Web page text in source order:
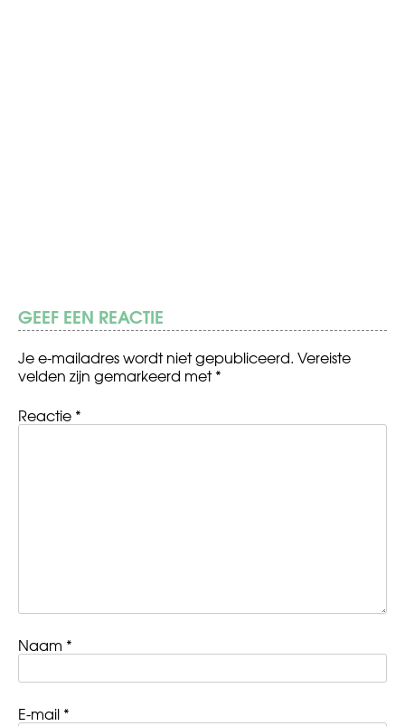
GEEF EEN REACTIE
Je e-mailadres wordt niet gepubliceerd. Vereiste
velden zijn gemarkeerd met*
Reactie *
Naam *
E-mail *